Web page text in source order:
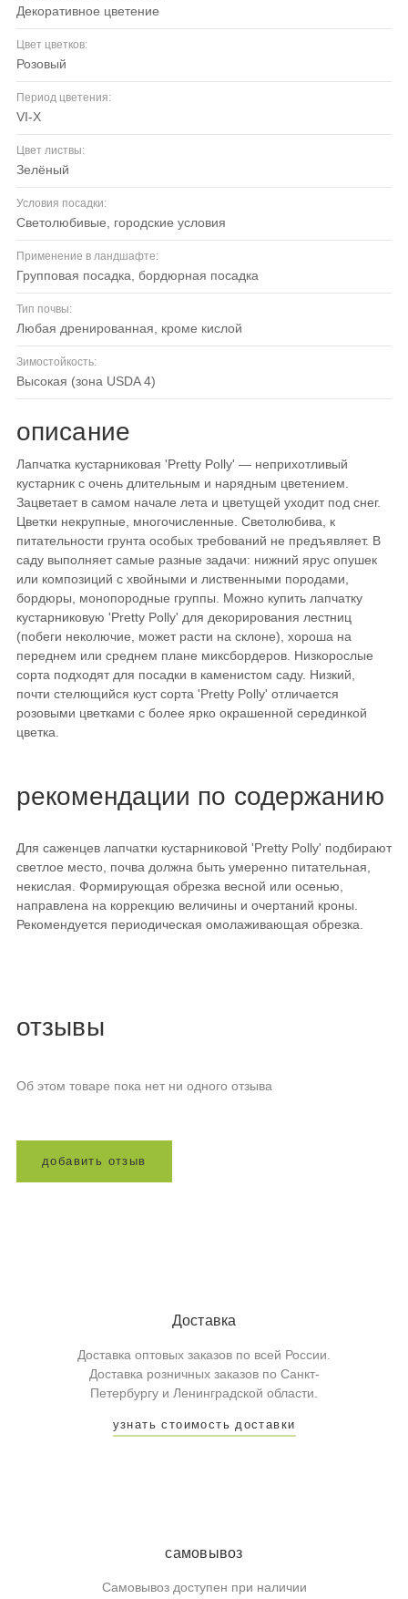
декоративное цветение
Цвет цветков:
розовый
Период цветения:
VI-X
Цвет листвы:
зелёный
Условия посадки:
светолюбивые, городские условия
Применение в ландшафте:
групповая посадка, бордюрная посадка
Тип почвы:
любая дренированная, кроме кислой
Зимостойкость:
высокая (зона USDA 4)
описание
Лапчатка кустарниковая 'Pretty Polly' — неприхотливый
кустарник с очень длительным и нарядным цветением.
Зацветает в самом начале лета и цветущей уходит под снег.
Цветки некрупные, многочисленные. Светолюбива, к
питательности грунта особых требований не предъявляет. В
саду выполняет самые разные задачи: нижний ярус опушек
или композиций с хвойными и лиственными породами,
бордюры, монопородные группы. Можно купить лапчатку
кустарниковую 'Pretty Polly' для декорирования лестниц
(побеги неколючие, может расти на склоне), хороша на
переднем или среднем плане миксбордеров. Низкорослые
сорта подходят для посадки в каменистом саду. Низкий,
почти стелющийся куст сорта 'Pretty Polly' отличается
розовыми цветками с более ярко окрашенной серединкой
цветка.
рекомендации по содержанию
Для саженцев лапчатки кустарниковой 'Pretty Polly' подбирают
светлое место, почва должна быть умеренно питательная,
некислая. Формирующая обрезка весной или осенью,
направлена на коррекцию величины и очертаний кроны.
Рекомендуется периодическая омолаживающая обрезка.
отзывы
Об этом товаре пока нет ни одного отзыва
доба вит ь отз ыв
Доставка
Доставка оптовых заказов по всей России.
Доставка розничных заказов по Санкт-
Петербургу и Ленинградской области.
узнать стоимость доставки
самовывоз
Самовывоз доступен при наличии